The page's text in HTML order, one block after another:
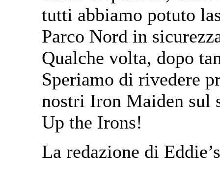
tutti abbiamo potuto
Parco Nord in
Qualche volta, dopo
Speriamo di rivedere
nostri Iron Maiden sul
Up the Irons!
La redazione di Eddie’s